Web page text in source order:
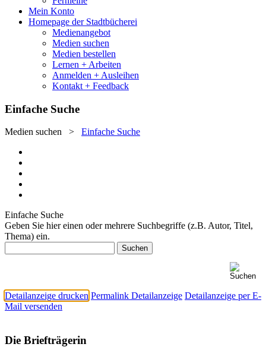
Mein Konto
Homepage der Stadtbücherei
Medienangebot
Medien suchen
Medien bestellen
Lernen + Arbeiten
Anmelden + Ausleihen
Kontakt + Feedback
Einfache Suche
Medien suchen > Einfache Suche
Einfache Suche
Geben Sie hier einen oder mehrere Suchbegriffe (z.B. Autor, Titel,
Thema) ein.
Detailanzeige drucken Permalink Detailanzeige Detailanzeige per E-
Mail versenden
Die Briefträgerin